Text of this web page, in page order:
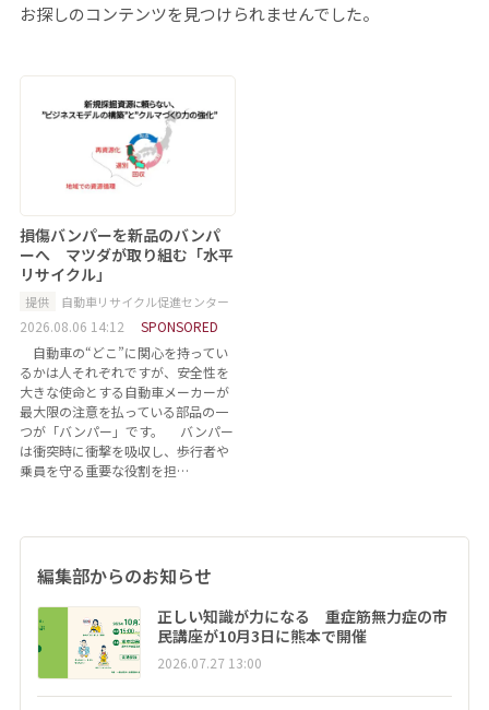
お探しのコンテンツを見つけられませんでした。
損傷バンパーを新品のバンパ
ーへ マツダが取り組む「水平
リサイクル」
提供 自動車リサイクル促進センター
2026.08.06 14:12
SPONSORED
自動車の“どこ”に関心を持ってい
るかは人それぞれですが、安全性を
大きな使命とする自動車メーカーが
最大限の注意を払っている部品の一
つが「バンパー」です。 バンパー
は衝突時に衝撃を吸収し、歩行者や
乗員を守る重要な役割を担…
編集部からのお知らせ
正しい知識が力になる 重症筋無力症の市
民講座が10月3日に熊本で開催
2026.07.27 13:00